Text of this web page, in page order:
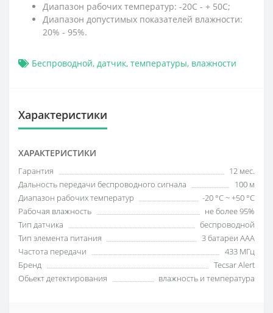
Диапазон рабочих температур: -20С - + 50С;
Диапазон допустимых показателей влажности:
20% - 95%.
Беспроводной, датчик, температуры, влажности
Характеристики
ХАРАКТЕРИСТИКИ
Гарантия
12 мес.
Дальность передачи беспроводного сигнала
100 м
Диапазон рабочих температур
-20 °С ~ +50 °С
Рабочая влажность
не более 95%
Тип датчика
беспроводной
Тип элемента питания
3 батареи ААА
Частота передачи
433 МГц
Бренд
Tecsar Alert
Обьект детектирования
влажность и температура